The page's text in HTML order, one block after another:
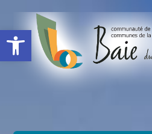
Ouvrir la barre